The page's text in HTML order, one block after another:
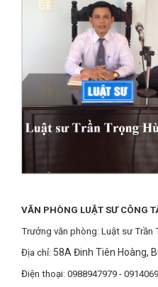
VĂN PHÒNG LUẬT SƯ CÔNG
Trưởng văn phòng: Luật sư Trần
Địa chỉ: 58A Đinh Tiên Hoàng,
Điện thoại: 0988947979 -